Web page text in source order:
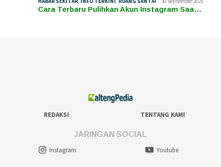
Cara Terbaru Pulihkan Akun Instagram Saa…
REDAKSI TENTANG KAMI
JARINGAN SOCIAL
Instagram
Youtube